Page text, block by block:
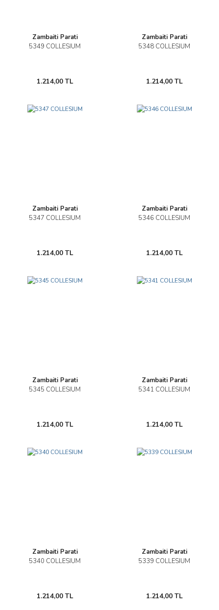
Zambaiti Parati
5349 COLLESIUM
1.214,00 TL
Zambaiti Parati
5348 COLLESIUM
1.214,00 TL
Zambaiti Parati
5347 COLLESIUM
1.214,00 TL
Zambaiti Parati
5346 COLLESIUM
1.214,00 TL
Zambaiti Parati
5345 COLLESIUM
1.214,00 TL
Zambaiti Parati
5341 COLLESIUM
1.214,00 TL
Zambaiti Parati
5340 COLLESIUM
1.214,00 TL
Zambaiti Parati
5339 COLLESIUM
1.214,00 TL